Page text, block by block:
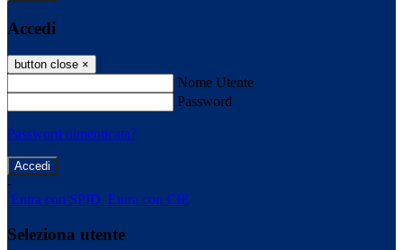
Accedi
button close ×
Nome Utente
Password
Password dimenticata?
-
Entra con SPID Entra con CIE
Seleziona utente